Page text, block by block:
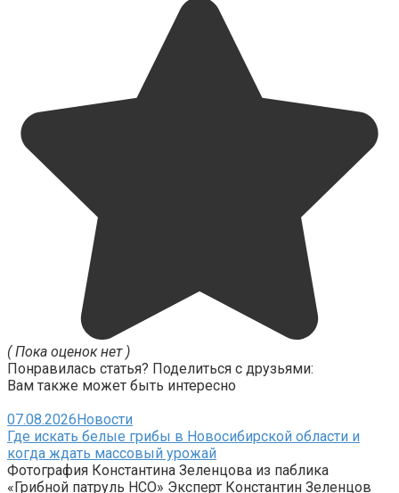
( Пока оценок нет )
Понравилась статья? Поделиться с друзьями:
Вам также может быть интересно
07.08.2026Новости
Где искать белые грибы в Новосибирской области и
когда ждать массовый урожай
Фотография Константина Зеленцова из паблика
«Грибной патруль НСО» Эксперт Константин Зеленцов